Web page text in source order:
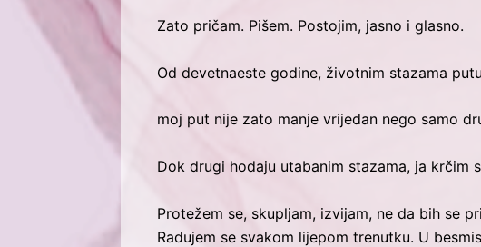
Zato pričam. Pišem. Postojim, jasno i glasno.
Od devetnaeste godine, životnim stazama
moj put nije zato manje vrijedan nego samo
Dok drugi hodaju utabanim stazama, ja krčim
Protežem se, skupljam, izvijam, ne da bih se
Radujem se svakom lijepom trenutku. U